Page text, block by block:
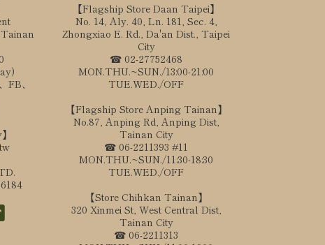
、
【Flagship Store Daan Taipei】
No. 14, Aly. 40, Ln. 181, Sec. 4,
Zhongxiao E. Rd., Da'an Dist., Taipei
City
☎ 02-27752468
MON.THU.~SUN./13:00-21:00
TUE.WED./OFF
【Flagship Store Anping Tainan】
No.87, Anping Rd, Anping Dist,
Tainan City
☎ 06-2211393 #11
MON.THU.~SUN./11:30-18:30
TUE.WED./OFF
【Store Chihkan Tainan】
320 Xinmei St, West Central Dist,
Tainan City
☎ 06-2211313